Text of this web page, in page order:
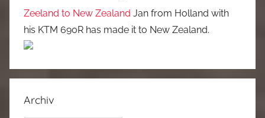
Zeeland to New Zealand Jan from Holland with
his KTM 690R has made it to New Zealand.
Archiv